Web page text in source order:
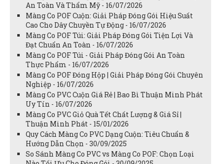
An Toàn Và Thẩm Mỹ - 16/07/2026
Màng Co POF Cuộn: Giải Pháp Đóng Gói Hiệu Suất
Cao Cho Dây Chuyền Tự Động - 16/07/2026
Màng Co POF Túi: Giải Pháp Đóng Gói Tiện Lợi Và
Đạt Chuẩn An Toàn - 16/07/2026
Màng Co POF Túi - Giải Pháp Đóng Gói An Toàn
Thực Phẩm - 16/07/2026
Màng Co POF Đóng Hộp | Giải Pháp Đóng Gói Chuyên
Nghiệp - 16/07/2026
Màng Co PVC Cuộn Giá Rẻ | Bao Bì Thuận Minh Phát
Uy Tín - 16/07/2026
Màng Co PVC Giỏ Quà Tết Chất Lượng & Giá Sỉ |
Thuận Minh Phát - 15/01/2026
Quy Cách Màng Co PVC Dạng Cuộn: Tiêu Chuẩn &
Hướng Dẫn Chọn - 30/09/2025
So Sánh Màng Co PVC vs Màng Co POF: Chọn Loại